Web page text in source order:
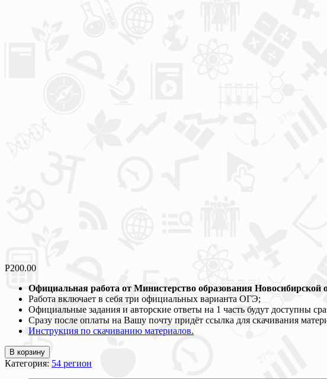
Р200.00
Официальная работа от Министерство образования Новосибирской
Работа включает в себя три официальных варианта ОГЭ;
Официальные задания и авторские ответы на 1 часть будут доступны
Сразу после оплаты на Вашу почту придёт ссылка для скачивания
Инструкция по скачиванию материалов.
В корзину
Категория: 54 регион